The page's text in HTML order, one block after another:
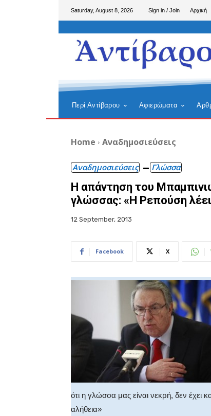
Saturday, August 8, 2026 Sign in / Join Αρχική
Περί Αντίβαρου Αφιερώματα
Home Αναδημοσιεύσεις
Αναδημοσιεύσεις Γλώσσα
Η απάντηση του
γλώσσας: «Η Ρεπούση
12 September, 2013
Facebook X
ότι η γλώσσα μας είναι νεκρή, δεν έχει
αλήθεια»